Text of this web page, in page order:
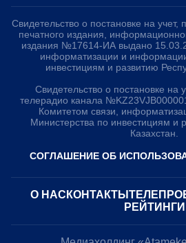
Свидетельство о постановке на учет,
печатного издания,
издания №17614-ИА выдано
информатизации и
инвестициям и развитию
Свидетельство о постановке на
телерадио канала
Комитетом связи,
Министерства по инвестициям и
Казахстан.
СОГЛАШЕНИЕ ОБ
О НАС КОНТАКТЫ
РЕЙТИНГИ